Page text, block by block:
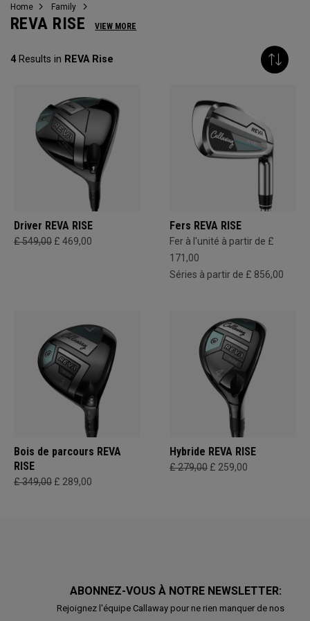
Home Family
REVA RISE VIEW MORE
4Results in REVA Rise
Driver REVA RISE
£ 549,00 £ 469,00
Fers REVA RISE
Fer à l'unité à partir de £
171,00
Séries à partir de £ 856,00
Bois de parcours REVA
RISE
£ 349,00 £ 289,00
Hybride REVA RISE
£ 279,00 £ 259,00
ABONNEZ-VOUS À NOTRE NEWSLETTER:
Rejoignez l'équipe Callaway pour ne rien manquer de nos